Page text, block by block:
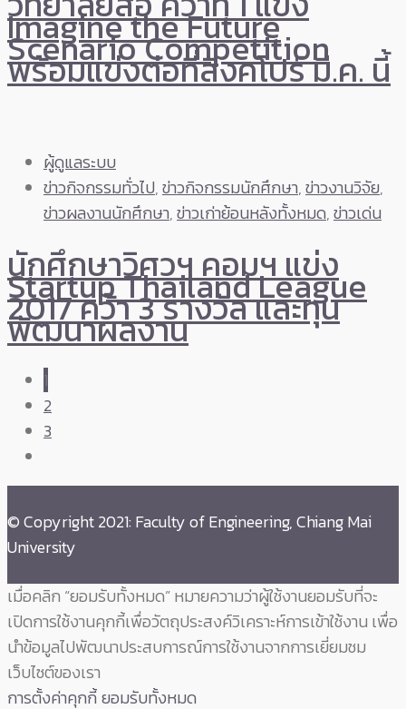
Imagine the Future
Scenario Competition
พร้อมแข่งต่อที่สิงคโปร์ มี.ค. นี้
ผู้ดูแลระบบ
ข่าวกิจกรรมทั่วไป,ข่าวกิจกรรมนักศึกษา,ข่าวงานวิจัย,
ข่าวผลงานนักศึกษา,ข่าวเก่าย้อนหลังทั้งหมด,ข่าวเด่น
นักศึกษาวิศวฯ คอมฯ แข่ง
Startup Thailand League
2017 คว้า 3 รางวัล และทุน
พัฒนาผลงาน
1
2
3
© Copyright 2021: Faculty of Engineering, Chiang Mai
University
เมื่อคลิก “ยอมรับทั้งหมด” หมายความว่าผู้ใช้งานยอมรับที่จะ
เปิดการใช้งานคุกกี้เพื่อวัตถุประสงค์วิเคราะห์การเข้าใช้งาน เพื่อ
นำข้อมูลไปพัฒนาประสบการณ์การใช้งานจากการเยี่ยมชม
เว็บไซต์ของเรา
การตั้งค่าคุกกี้ยอมรับทั้งหมด